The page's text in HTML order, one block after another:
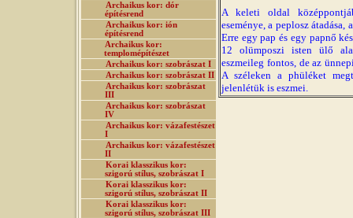
Archaikus kor: dór
építésrend
Archaikus kor: ión
építésrend
Archaikus kor:
templomépítészet
Archaikus kor: szobrászat I
Archaikus kor: szobrászat II
Archaikus kor: szobrászat
III
Archaikus kor: szobrászat
IV
Archaikus kor: vázafestészet
I
Archaikus kor: vázafestészet
II
Korai klasszikus kor:
szigorú stílus, szobrászat I
Korai klasszikus kor:
szigorú stílus, szobrászat II
Korai klasszikus kor:
szigorú stílus, szobrászat III
A keleti oldal
eseménye, a peplosz
Erre egy pap és egy papnő
12 olümposzi isten ülő
eszmeileg fontos, de az
A széleken a phüléket
jelenlétük is eszmei.